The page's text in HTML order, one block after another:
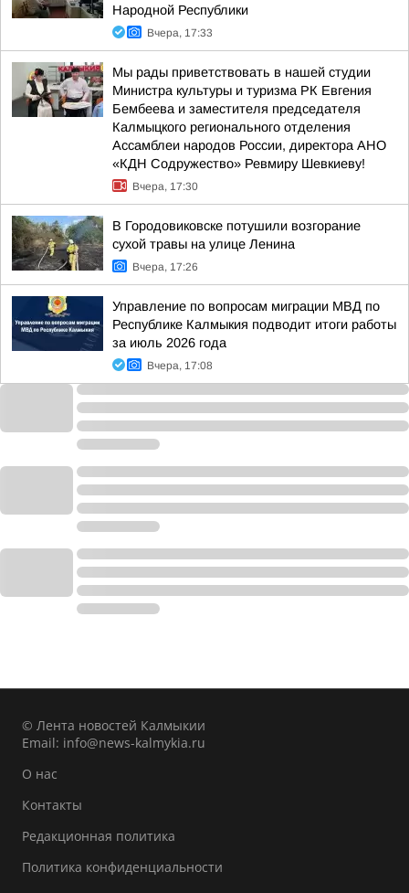
Народной Республики
Вчера, 17:33
Мы рады приветствовать в нашей студии
Министра культуры и туризма РК Евгения
Бембеева и заместителя председателя
Калмыцкого регионального отделения
Ассамблеи народов России, директора АНО
«КДН Содружество» Ревмиру Шевкиеву!
Вчера, 17:30
В Городовиковске потушили возгорание
сухой травы на улице Ленина
Вчера, 17:26
Управление по вопросам миграции МВД по
Республике Калмыкия подводит итоги работы
за июль 2026 года
Вчера, 17:08
© Лента новостей Калмыкии
Email: info@news-kalmykia.ru
О нас
Контакты
Редакционная политика
Политика конфиденциальности